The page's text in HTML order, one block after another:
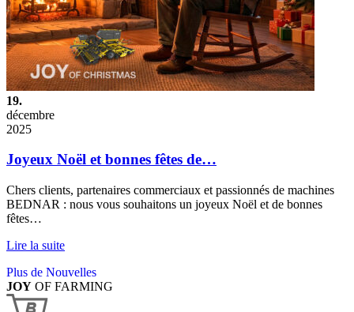
19.
décembre
2025
Joyeux Noël et bonnes fêtes de…
Chers clients, partenaires commerciaux et passionnés de machines
BEDNAR : nous vous souhaitons un joyeux Noël et de bonnes
fêtes…
Lire la suite
Plus de Nouvelles
JOY OF FARMING